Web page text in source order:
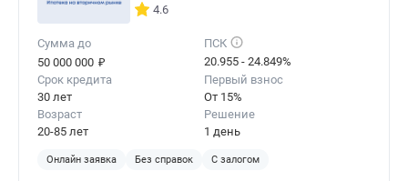
4.6
Сумма до
50 000 000 ₽
ПСК
20.955 - 24.849%
Срок кредита
30 лет
Первый взнос
От 15%
Возраст
20-85 лет
Решение
1 день
Онлайн заявка Без справок С залогом